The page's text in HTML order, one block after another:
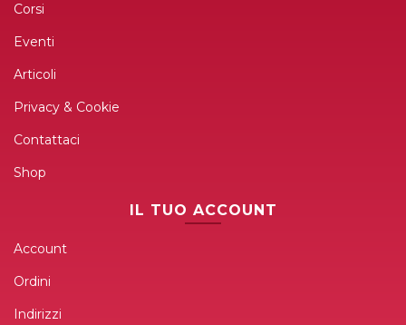
Corsi
Eventi
Articoli
Privacy & Cookie
Contattaci
Shop
IL TUO ACCOUNT
Account
Ordini
Indirizzi